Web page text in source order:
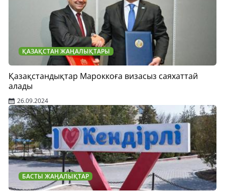
ҚАЗАҚСТАН ЖАҢАЛЫҚТАРЫ
Қазақстандықтар Мароккоға визасыз саяхаттай
алады
26.09.2024
БАСТЫ ЖАҢАЛЫҚТАР